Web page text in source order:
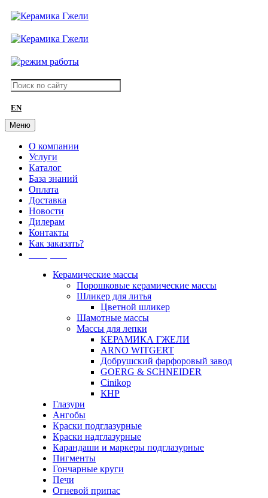
EN
Меню
О компании
Услуги
Каталог
База знаний
Оплата
Доставка
Новости
Дилерам
Контакты
Как заказать?
Керамические массы
Порошковые керамические массы
Шликер для литья
Цветной шликер
Шамотные массы
Массы для лепки
КЕРАМИКА ГЖЕЛИ
ARNO WITGERT
Добрушский фарфоровый завод
GOERG & SCHNEIDER
Cinikop
КНР
Глазури
Ангобы
Краски подглазурные
Краски надглазурные
Карандаши и маркеры подглазурные
Пигменты
Гончарные круги
Печи
Огневой припас